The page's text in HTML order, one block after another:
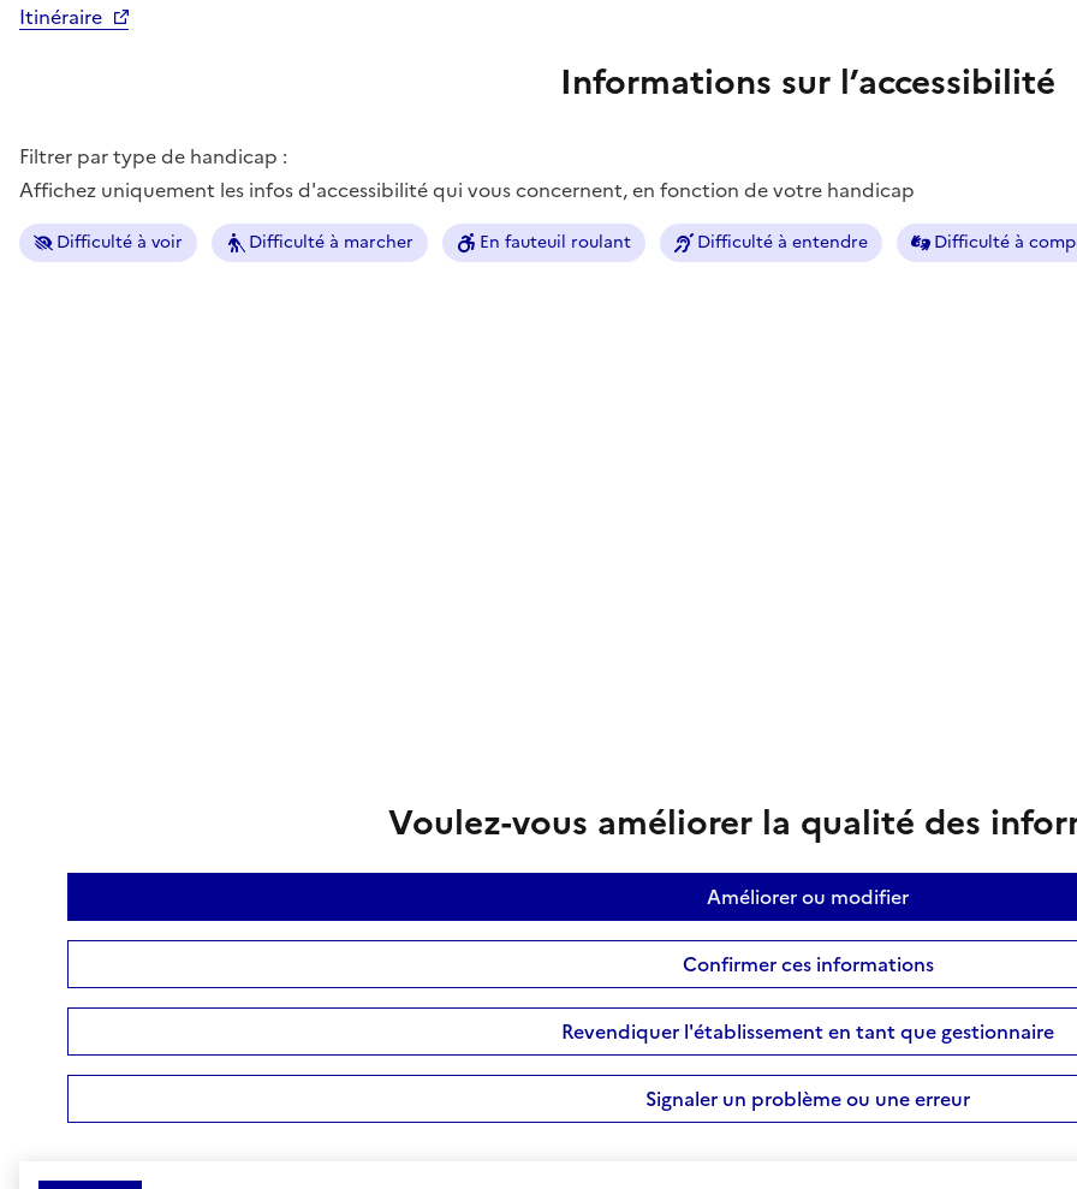
Itinéraire
Informations sur l’accessibilité
Filtrer par type de handicap :
Affichez uniquement les infos d'accessibilité qui vous concernent, en fonction de votre handicap
Difficulté à voir Difficulté à marcher En fauteuil roulant Difficulté à entendre Difficulté à
Voulez-vous améliorer la qualité des
Améliorer ou modifier
Confirmer ces informations
Revendiquer l'établissement en tant que gestionnaire
Signaler un problème ou une erreur